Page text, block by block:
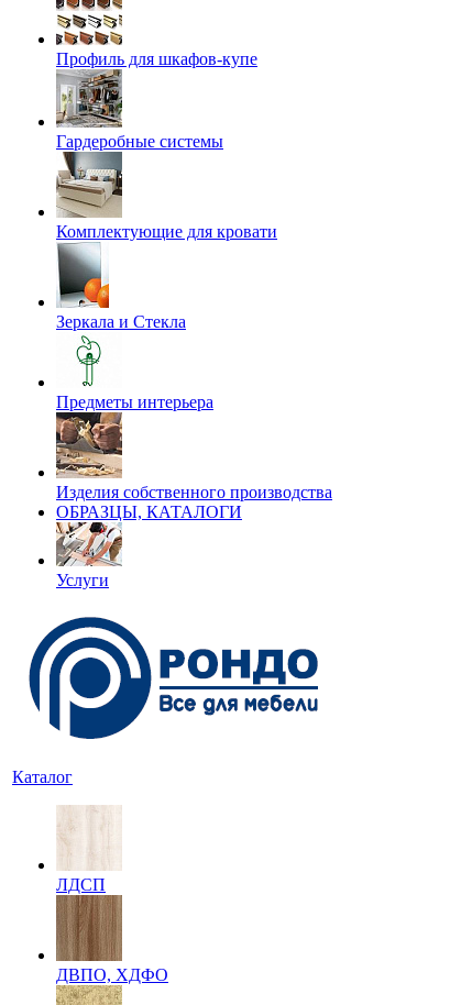
Профиль для шкафов-купе
Гардеробные системы
Комплектующие для кровати
Зеркала и Стекла
Предметы интерьера
Изделия собственного производства
ОБРАЗЦЫ, КАТАЛОГИ
Услуги
Каталог
ЛДСП
ДВПО, ХДФО